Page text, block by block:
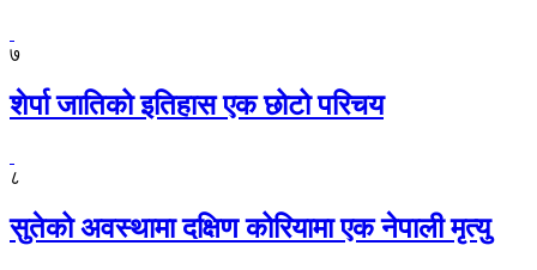
७
शेर्पा जातिको इतिहास एक छोटो परिचय
८
सुतेको अवस्थामा दक्षिण कोरियामा एक नेपाली मृत्यु